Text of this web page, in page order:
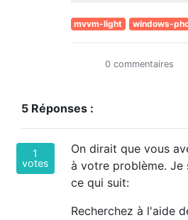
mvvm-light windows-
0 commentaires
5 Réponses :
1
votes
On dirait que vous
à votre problème. Je
ce qui suit:
Recherchez à l'aide